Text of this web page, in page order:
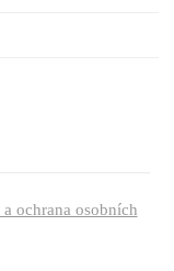
ochrana osobních